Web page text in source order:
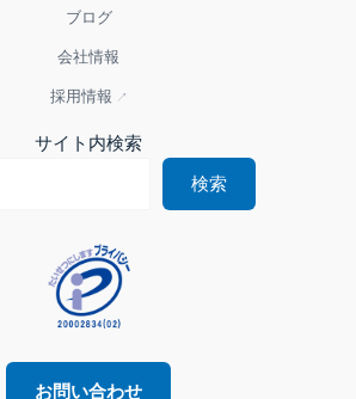
ブログ
会社情報
採用情報
サイト内検索
検索
お問い合わせ